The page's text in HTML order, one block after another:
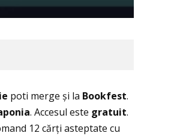
poti merge și la Bookfest.
. Accesul este gratuit.
12 cărţi asteptate cu